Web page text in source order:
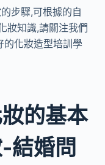
步驟,可根據的自
妝知識,請關注我們
的化妝造型培訓學
的基本
結婚問